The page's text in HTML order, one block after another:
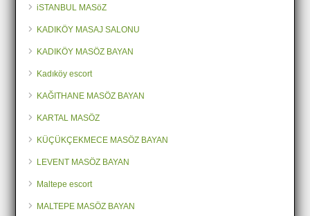
iSTANBUL MASöZ
KADIKÖY MASAJ SALONU
KADIKÖY MASÖZ BAYAN
Kadıköy escort
KAĞITHANE MASÖZ BAYAN
KARTAL MASÖZ
KÜÇÜKÇEKMECE MASÖZ BAYAN
LEVENT MASÖZ BAYAN
Maltepe escort
MALTEPE MASÖZ BAYAN